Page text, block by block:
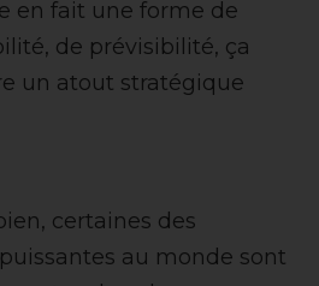
en fait une forme de
de prévisibilité, ça
un atout stratégique
certaines des
au monde sont